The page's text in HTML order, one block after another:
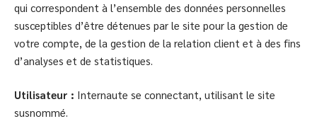
qui correspondent à l’ensemble des données personnelles
susceptibles d’être détenues par le site pour la gestion de
votre compte, de la gestion de la relation client et à des fins
d’analyses et de statistiques.
Utilisateur : Internaute se connectant, utilisant le site
susnommé.